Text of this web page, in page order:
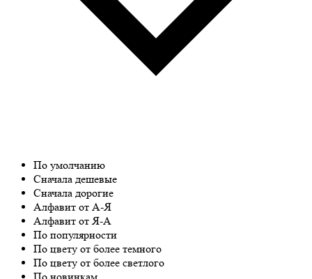
По умолчанию
Сначала дешевые
Сначала дорогие
Алфавит от А-Я
Алфавит от Я-А
По популярности
По цвету от более темного
По цвету от более светлого